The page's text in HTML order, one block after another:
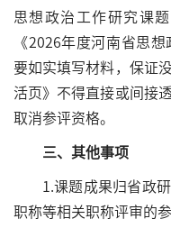
思想政治工作研究课
《2026年度河南省思
要如实填写材料，保证
活页》不得直接或间接
取消参评资格。
三、其他事项
1.课题成果归省政
职称等相关职称评审的参